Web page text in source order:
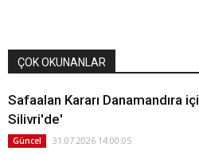
ÇOK OKUNANLAR
Safaalan Kararı Danamandıra
Silivri'de'
Güncel 31.07.2026 14:00:05